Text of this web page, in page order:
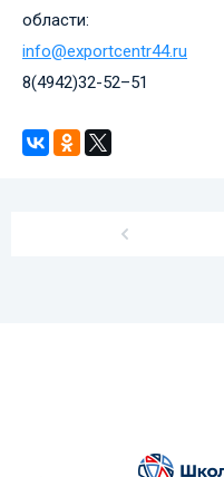
области:
info@exportcentr44.ru
8(4942)32-52–51